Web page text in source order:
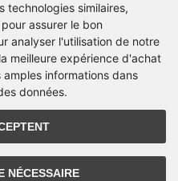
technologies similaires,
assurer le bon
analyser l'utilisation de notre
meilleure expérience d'achat
informations dans
données.
NÉCESSAIRE